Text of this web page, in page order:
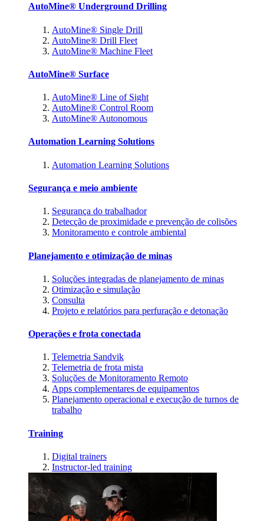
AutoMine® Underground Drilling
AutoMine® Single Drill
AutoMine® Drill Fleet
AutoMine® Machine Fleet
AutoMine® Surface
AutoMine® Line of Sight
AutoMine® Control Room
AutoMine® Autonomous
Automation Learning Solutions
Automation Learning Solutions
Segurança e meio ambiente
Segurança do trabalhador
Detecção de proximidade e prevenção de colisões
Monitoramento e controle ambiental
Planejamento e otimização de minas
Soluções integradas de planejamento de minas
Otimização e simulação
Consulta
Projeto e relatórios para perfuração e detonação
Operações e frota conectada
Telemetria Sandvik
Telemetria de frota mista
Soluções de Monitoramento Remoto
Apps complementares de equipamentos
Planejamento operacional e execução de turnos de
trabalho
Training
Digital trainers
Instructor-led training